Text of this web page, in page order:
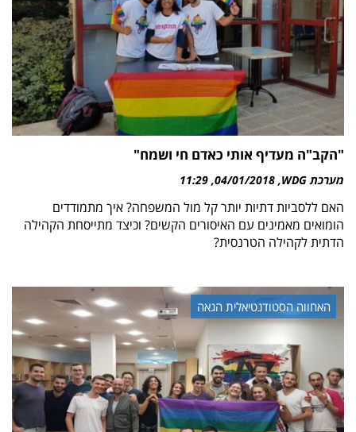
"הקב"ה מעדיף אותי כאדם חי ושמח"
מערכת WDG 04/01/2018
11:29
האם ללסביות דתיות יותר קל מול המשפחה? איך מתמודדים
הומואים מאמינים עם האיסורים הקשים? וכיצד מתייסחת הקהילה
הדתית לקהילה הטרנסית?
האחווה הסטודנטיאלית הגאה